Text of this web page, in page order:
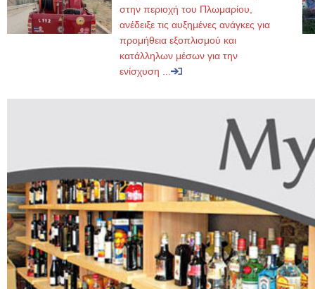
στην περιοχή του Πλωμαρίου,
ανέδειξε τις αυξημένες ανάγκες για
προμήθεια εξοπλισμού και
κατάλληλων μέσων για την
ενίσχυση ...